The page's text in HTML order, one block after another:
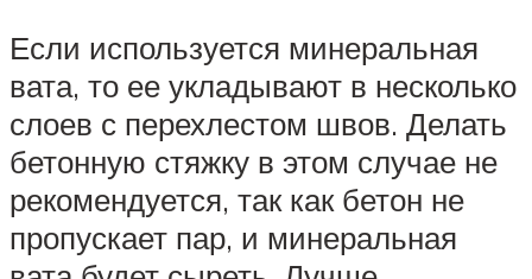
Если используется минеральная
вата, то ее укладывают в несколько
слоев с перехлестом швов. Делать
бетонную стяжку в этом случае не
рекомендуется, так как бетон не
пропускает пар, и минеральная